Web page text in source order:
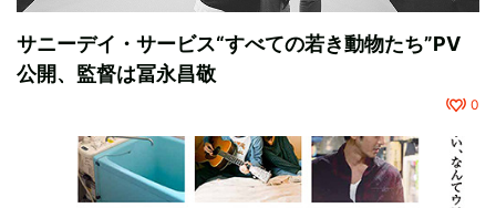
サニーデイ・サービス“すべての若き動物たち”PV
公開、監督は冨永昌敬
0